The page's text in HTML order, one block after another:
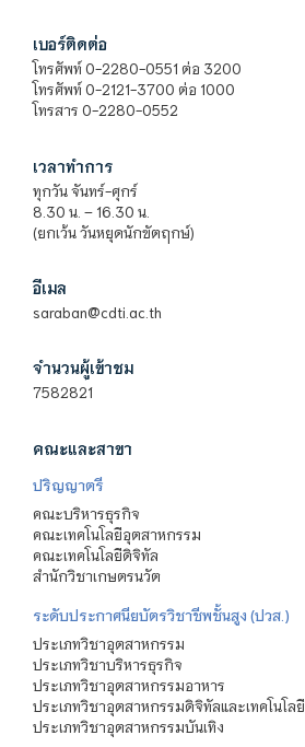
เบอร์ติดต่อ
โทรศัพท์ 0-2280-0551 ต่อ 3200
โทรศัพท์ 0-2121-3700 ต่อ 1000
โทรสาร 0-2280-0552
เวลาทำการ
ทุกวัน จันทร์-ศุกร์
8.30 น. – 16.30 น.
(ยกเว้น วันหยุดนักขัตฤกษ์)
อีเมล
saraban@cdti.ac.th
จำนวนผู้เข้าชม
7582821
คณะและสาขา
ปริญญาตรี
คณะบริหารธุรกิจ
คณะเทคโนโลยีอุตสาหกรรม
คณะเทคโนโลยีดิจิทัล
สำนักวิชาเกษตรนวัต
ระดับประกาศนียบัตรวิชาชีพชั้นสูง (ปวส.)
ประเภทวิชาอุตสาหกรรม
ประเภทวิชาบริหารธุรกิจ
ประเภทวิชาอุตสาหกรรมอาหาร
ประเภทวิชาอุตสาหกรรมดิจิทัลและเทคโนโล
ประเภทวิชาอุตสาหกรรมบันเทิง